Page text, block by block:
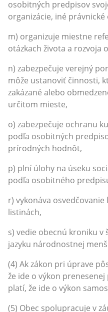
osobitných predpisov
organizácie, iné
m) organizuje miestne
otázkach života a rozvoja
n) zabezpečuje verejný
môže ustanoviť činnosti,
zakázané alebo
určitom mieste,
o) zabezpečuje ochranu
podľa osobitných
prírodných hodnôt,
p) plní úlohy na úseku
podľa osobitného
r) vykonáva
listinách,
s) vedie obecnú kroniku
jazyku národnostnej
(4) Ak zákon pri úprave
že ide o výkon
platí, že ide o výkon
(5) Obec spolupracuje v